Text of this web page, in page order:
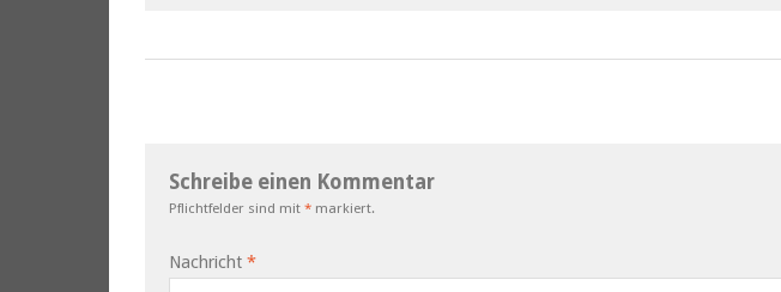
Schreibe einen Kommentar
Pflichtfelder sind mit * markiert.
Nachricht *